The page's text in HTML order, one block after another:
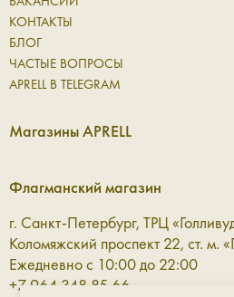
КОНТАКТЫ
БЛОГ
ЧАСТЫЕ ВОПРОСЫ
APRELL В TELEGRAM
Магазины APRELL
Флагманский магазин
г. Санкт-Петербург, ТРЦ
Коломяжский проспект 22, ст. м.
Ежедневно с 10:00 до 22:00
+7 964 348 85 66